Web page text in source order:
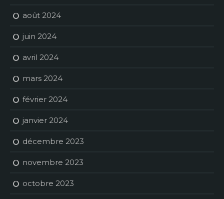
août 2024
juin 2024
avril 2024
mars 2024
février 2024
janvier 2024
décembre 2023
novembre 2023
octobre 2023